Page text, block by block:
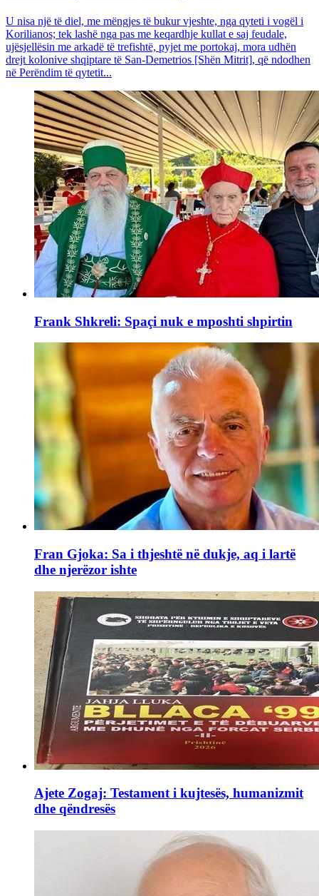
U nisa një të diel, me mëngjes të bukur vjeshte, nga qyteti i vogël i
Korilianos; tek lashë nga pas me keqardhje kullat e saj feudale,
ujësjellësin me arkadë të trefishtë, pyjet me portokaj, mora udhën
drejt kolonive shqiptare të San-Demetrios [Shën Mitrit], që ndodhen
në Perëndim të qytetit...
Frank Shkreli: Spaçi nuk e mposhti shpirtin
Fran Gjoka: Sa i thjeshtë në dukje, aq i lartë
dhe njerëzor ishte
Ajete Zogaj: Testament i kujtesës, humanizmit
dhe qëndresës